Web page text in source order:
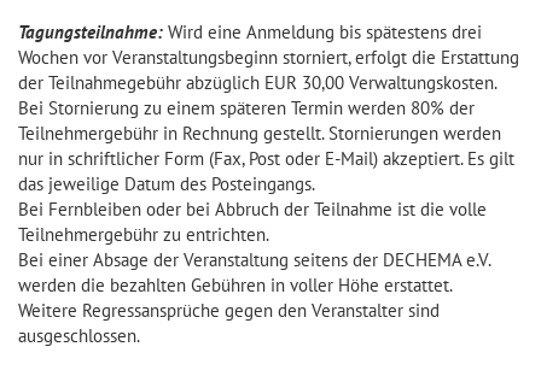
Tagungsteilnahme: Wird eine Anmeldung bis spätestens drei
Wochen vor Veranstaltungsbeginn storniert, erfolgt die Erstattung
der Teilnahmegebühr abzüglich EUR 30,00 Verwaltungskosten.
Bei Stornierung zu einem späteren Termin werden 80% der
Teilnehmergebühr in Rechnung gestellt. Stornierungen werden
nur in schriftlicher Form (Fax, Post oder E-Mail) akzeptiert. Es gilt
das jeweilige Datum des Posteingangs.
Bei Fernbleiben oder bei Abbruch der Teilnahme ist die volle
Teilnehmergebühr zu entrichten.
Bei einer Absage der Veranstaltung seitens der DECHEMA e.V.
werden die bezahlten Gebühren in voller Höhe erstattet.
Weitere Regressansprüche gegen den Veranstalter sind
ausgeschlossen.